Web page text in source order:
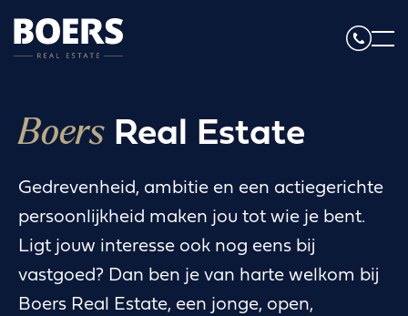
Boers Real Estate
Gedrevenheid, ambitie en een actiegerichte
persoonlijkheid maken jou tot wie je bent.
Ligt jouw interesse ook nog eens bij
vastgoed? Dan ben je van harte welkom bij
Boers Real Estate, een jonge, open,